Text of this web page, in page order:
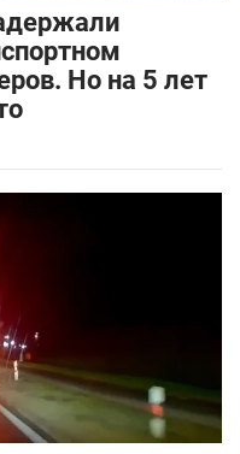
Но на 5 лет